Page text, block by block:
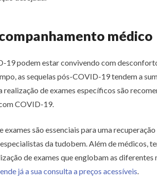
médico
19 podem estar convivendo com
as sequelas pós-COVID-19 tendem a
realização de exames específicos são
COVID-19.
são essenciais para uma
da tudobem. Além de médicos,
de exames que englobam as diferentes
já a sua consulta a preços acessíveis.